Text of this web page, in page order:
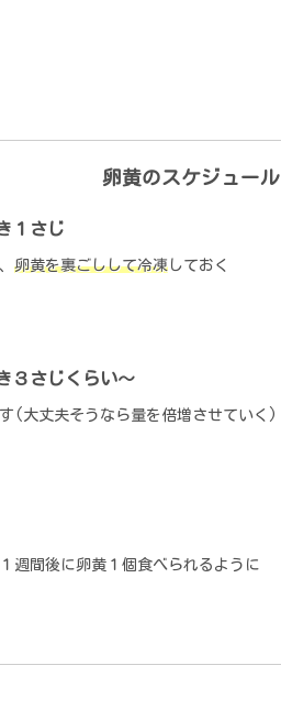
卵黄のスケジュール
１さじ
卵黄を裏ごしして冷凍 しておく
３さじくらい～
(大丈夫そうなら量を倍増させていく)
週間後に卵黄１個食べられるように